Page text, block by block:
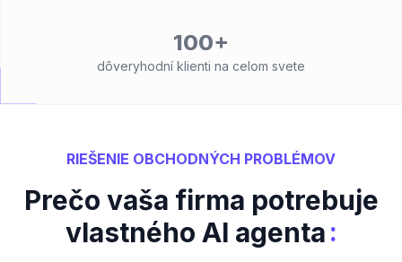
100+
dôveryhodní klienti na celom svete
RIEŠENIE OBCHODNÝCH PROBLÉMOV
Prečo vaša firma potrebuje
vlastného AI agenta: